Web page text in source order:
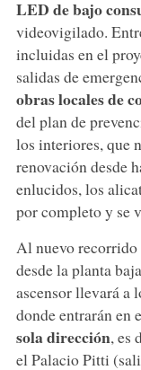
LED de bajo
videovigilado.
incluidas en el
salidas de
obras locales de
del plan de
los interiores, que
renovación desde
enlucidos, los
por completo y se
Al nuevo recorrido
desde la planta
ascensor llevará a
donde entrarán en
sola dirección, es
el Palacio Pitti